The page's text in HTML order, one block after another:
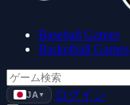
Baseball Games
Basketball Games
JA ▼ ログイン